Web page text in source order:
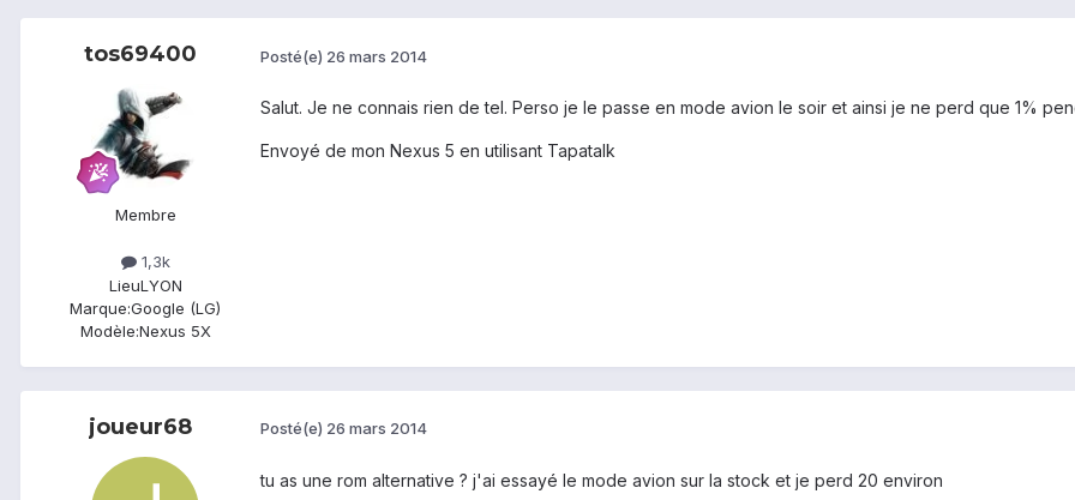
tos69400
Membre
1,3k
LieuLYON
Marque:Google (LG)
Modèle:Nexus 5X
Posté(e) 26 mars 2014
Salut. Je ne connais rien de tel. Perso je le passe en mode avion le soir et ainsi je ne perd que 1%
Envoyé de mon Nexus 5 en utilisant Tapatalk
joueur68 Posté(e) 26 mars 2014
tu as une rom alternative ? j'ai essayé le mode avion sur la stock et je perd 20 environ